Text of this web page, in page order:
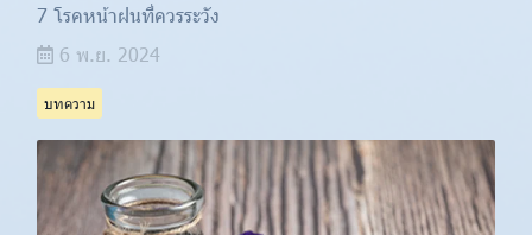
7 โรคหน้าฝนที่ควรระวัง
6 พ.ย. 2024
บทความ